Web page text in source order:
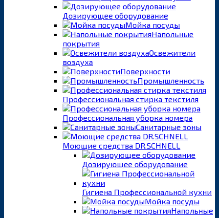
Дозирующее оборудование
Мойка посуды
Напольные
покрытия
Освежители
воздуха
Поверхности
Промышленность
Профессиональная стирка текстиля
Профессиональная уборка номера
Санитарные зоны
Моющие средства DR.SCHNELL
Дозирующее оборудование
Гигиена Профессиональной кухни
Мойка посуды
Напольные